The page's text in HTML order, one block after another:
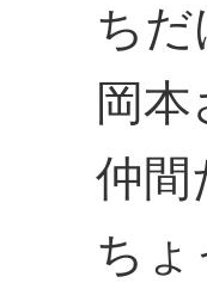
ち
岡
仲間
ち